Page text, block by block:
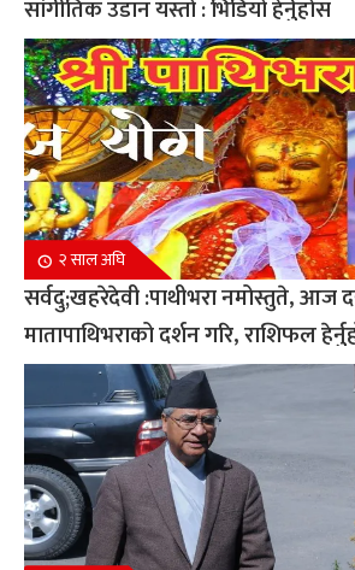
सांगीतिक उडान यस्तो : भिडियो हेर्नुहोस
२ साल अघि
सर्वदु;खहरेदेवी :पाथीभरा नमोस्तुते, आज
मातापाथिभराको दर्शन गरि, राशिफल